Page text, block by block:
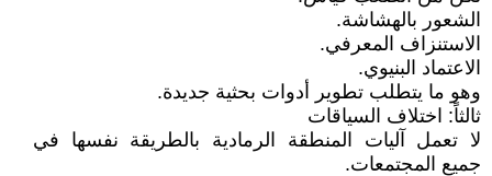
الشعور بالهشاشة.
الاستنزاف المعرفي.
الاعتماد البنيوي.
وهو ما يتطلب تطوير أدوات بحثية جديدة.
ثالثاً: اختلاف السياقات
لا تعمل آليات المنطقة الرمادية بالطريقة نفسها في
جميع المجتمعات.